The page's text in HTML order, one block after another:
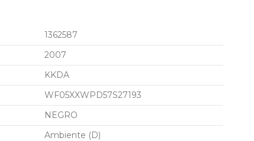
1362587
2007
KKDA
WF05XXWPD57S27193
NEGRO
Ambiente (D)